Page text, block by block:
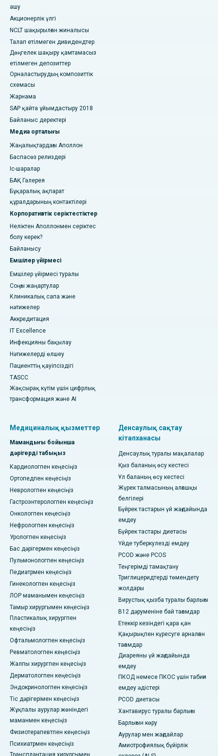
Пунадағы Сваргейттегі ең үздік аурухана
Оңтүстік Делидегі ең үздік әйелдер онкологиялық
ашу
Акционерлік үлгі
NCLT шақырылған жиналысы
Талап етілмеген дивидендтер
Дөңгелек шақыру қамтамасыз
етілмеген депозиттер
Орналастырудың композиттік
схемасы
Жарнама
SAP қайта ұйымдастыру 2018
Байланыс деректері
Медиа орталығы
Жаңалықтардағы Аполлон
Баспасөз релиздері
Іс-шаралар
БАҚ Галерея
Бұқаралық ақпарат
құралдарының контактілері
Корпоративтік серіктестіктер
Неліктен Аполлонмен серіктес
болу керек?
Байланысу
Емшілер үйірмесі
Емшілер үйірмесі туралы
Соңғы жаңартулар
Клиникалық сапа және
нәтижелер
Аккредитация
IT Excellence
Инфекцияны бақылау
Нәтижелерді өлшеу
Пациенттің қауіпсіздігі
TASCC
Жақсырақ күтім үшін цифрлық
трансформация және AI
Медициналық қызметтер
Мамандығы бойынша
дәрігерді табыңыз
Кардиологпен кеңесіңіз
Ортопедпен кеңесіңіз
Неврологпен кеңесіңіз
Гастроэнтерологпен кеңесіңіз
Онкологпен кеңесіңіз
Нефрологпен кеңесіңіз
Урологпен кеңесіңіз
Бас дәрігермен кеңесіңіз
Пульмонологпен кеңесіңіз
Педиатрмен кеңесіңіз
Гинекологпен кеңесіңіз
ЛОР маманымен кеңесіңіз
Тамыр хирургымен кеңесіңіз
Пластикалық хирургпен
кеңесіңіз
Офтальмологпен кеңесіңіз
Ревматологпен кеңесіңіз
Жалпы хирургпен кеңесіңіз
Дерматологпен кеңесіңіз
Эндокринологпен кеңесіңіз
Тіс дәрігерімен кеңесіңіз
Жұқпалы аурулар жөніндегі
маманмен кеңесіңіз
Физиотерапевтпен кеңесіңіз
Психиатрмен кеңесіңіз
Трансплантация хирургымен
Денсаулық сақтау
кітапханасы
Денсаулық туралы мақалалар
Қыз баланың өсу кестесі
Ұл баланың өсу кестесі
Жүрек талмасының алғашқы
белгілері
Бүйрек тастарын үй жағдайында
емдеу
Бүйрек тастары диетасы
Үйде туберкулезді емдеу
PCOD және PCOS
Теңгерімді тамақтану
Триглицеридтерді төмендету
жолдары
Вирустық қызба туралы барлығы
В12 дәруменіне бай тағамдар
Етеккір кезіндегі қара қан
Қақырықпен күресуге арналған
тағамдар
Диареяны үй жағдайында
емдеу
ПКОД немесе ПКОС үшін табиғи
емдеу әдістері
PCOD диетасы
Хантавирус туралы барлығы
Барлығын көру
Аурулар мен жағдайлар
Амиотрофиялық бүйірлік